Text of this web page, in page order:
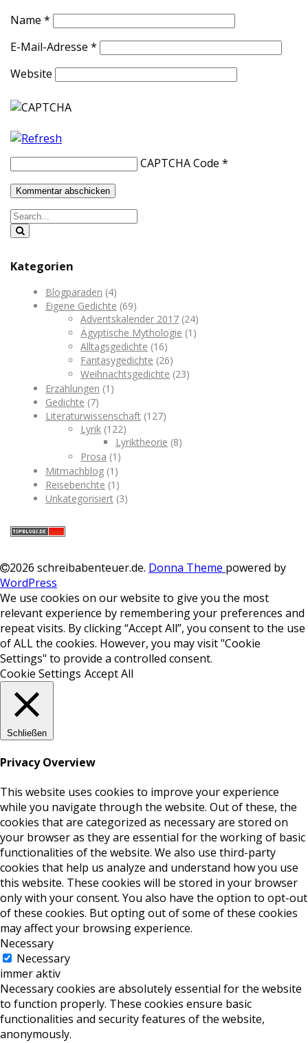
Name *
E-Mail-Adresse *
Website
CAPTCHA Code *
Kategorien
Blogparaden (4)
Eigene Gedichte (69)
Adventskalender 2017 (24)
Ägyptische Mythologie (1)
Alltagsgedichte (16)
Fantasygedichte (26)
Weihnachtsgedichte (23)
Erzählungen (1)
Gedichte (7)
Literaturwissenschaft (127)
Lyrik (122)
Lyriktheorie (8)
Prosa (1)
Mitmachblog (1)
Reiseberichte (1)
Unkategorisiert (3)
2026 schreibabenteuer.de. Donna Theme powered by
WordPress
We use cookies on our website to give you the most
relevant experience by remembering your preferences and
repeat visits. By clicking “Accept All”, you consent to the use
of ALL the cookies. However, you may visit "Cookie
Settings" to provide a controlled consent.
Cookie Settings Accept All
Schließen
Privacy Overview
This website uses cookies to improve your experience
while you navigate through the website. Out of these, the
cookies that are categorized as necessary are stored on
your browser as they are essential for the working of basic
functionalities of the website. We also use third-party
cookies that help us analyze and understand how you use
this website. These cookies will be stored in your browser
only with your consent. You also have the option to opt-out
of these cookies. But opting out of some of these cookies
may affect your browsing experience.
Necessary
Necessary
immer aktiv
Necessary cookies are absolutely essential for the website
to function properly. These cookies ensure basic
functionalities and security features of the website,
anonymously.